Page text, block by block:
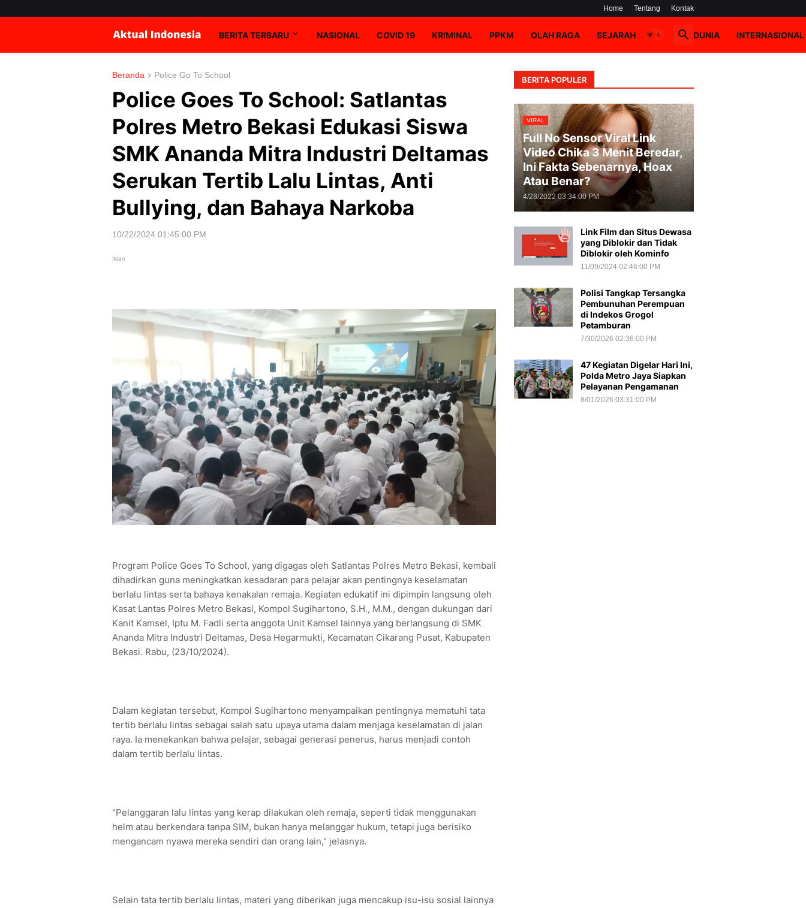
Home Tentang Kontak
BERITA TERBARU NASIONAL COVID 19 KRIMINAL PPKM OLAH RAGA SEJARAH HOAX DUNIA INTERNASIONAL
Beranda Police Go To School
Police Goes To School: Satlantas
Polres Metro Bekasi Edukasi Siswa
SMK Ananda Mitra Industri Deltamas
Serukan Tertib Lalu Lintas, Anti
Bullying, dan Bahaya Narkoba
10/22/2024 01:45:00 PM
Iklan
Program Police Goes To School, yang digagas oleh Satlantas Polres Metro Bekasi, kembali
dihadirkan guna meningkatkan kesadaran para pelajar akan pentingnya keselamatan
berlalu lintas serta bahaya kenakalan remaja. Kegiatan edukatif ini dipimpin langsung oleh
Kasat Lantas Polres Metro Bekasi, Kompol Sugihartono, S.H., M.M., dengan dukungan dari
Kanit Kamsel, Iptu M. Fadli serta anggota Unit Kamsel lainnya yang berlangsung di SMK
Ananda Mitra Industri Deltamas, Desa Hegarmukti, Kecamatan Cikarang Pusat, Kabupaten
Bekasi. Rabu, (23/10/2024).
Dalam kegiatan tersebut, Kompol Sugihartono menyampaikan pentingnya mematuhi tata
tertib berlalu lintas sebagai salah satu upaya utama dalam menjaga keselamatan di jalan
raya. Ia menekankan bahwa pelajar, sebagai generasi penerus, harus menjadi contoh
dalam tertib berlalu lintas.
"Pelanggaran lalu lintas yang kerap dilakukan oleh remaja, seperti tidak menggunakan
helm atau berkendara tanpa SIM, bukan hanya melanggar hukum, tetapi juga berisiko
mengancam nyawa mereka sendiri dan orang lain," jelasnya.
Selain tata tertib berlalu lintas, materi yang diberikan juga mencakup isu-isu sosial lainnya
BERITA POPULER
VIRAL
Full No Sensor Viral Link
Video Chika 3 Menit Beredar,
Ini Fakta Sebenarnya, Hoax
Atau Benar?
4/28/2022 03:34:00 PM
Link Film dan Situs Dewasa
yang Diblokir dan Tidak
Diblokir oleh Kominfo
11/09/2024 02:46:00 PM
Polisi Tangkap Tersangka
Pembunuhan Perempuan
di Indekos Grogol
Petamburan
7/30/2026 02:36:00 PM
47 Kegiatan Digelar Hari Ini,
Polda Metro Jaya Siapkan
Pelayanan Pengamanan
8/01/2026 03:31:00 PM